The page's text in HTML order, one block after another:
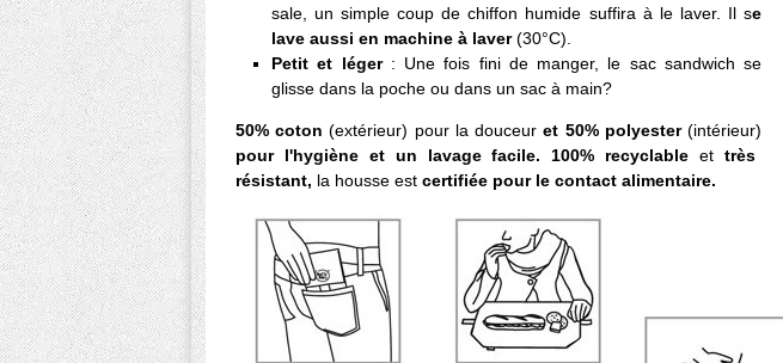
sale, un simple coup de chiffon humide suffira à le laver. Il se
lave aussi en machine à laver(30°C).
Petit et léger : Une fois fini de manger, le sac sandwich se
glisse dans la poche ou dans un sac à main?
50% coton(extérieur) pour la douceuret 50% polyester(intérieur)
pour l'hygiène et un lavage facile. 100% recyclableettrès
résistant, la housse est certifiée pour le contact alimentaire.